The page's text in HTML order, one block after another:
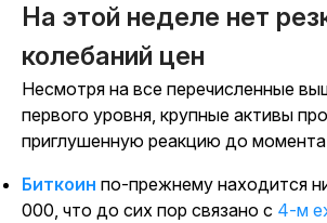
На этой неделе нет
колебаний цен
Несмотря на все перечисленные
первого уровня, крупные активы
приглушенную реакцию до момента
Биткоин по-прежнему находится
000, что до сих пор связано с 4-м